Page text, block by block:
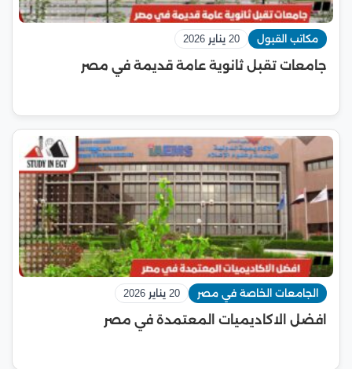
مكاتب القبول 20 يناير 2026
جامعات تقبل ثانوية عامة قديمة في مصر
الجامعات الخاصة في مصر 20 يناير 2026
افضل الاكاديميات المعتمدة في مصر